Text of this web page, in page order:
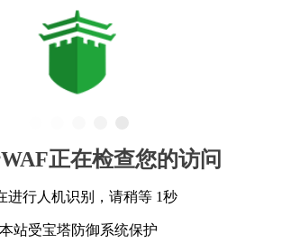
正在检查您的访问
进行人机识别，请稍等 1秒
本站受宝塔防御系统保护